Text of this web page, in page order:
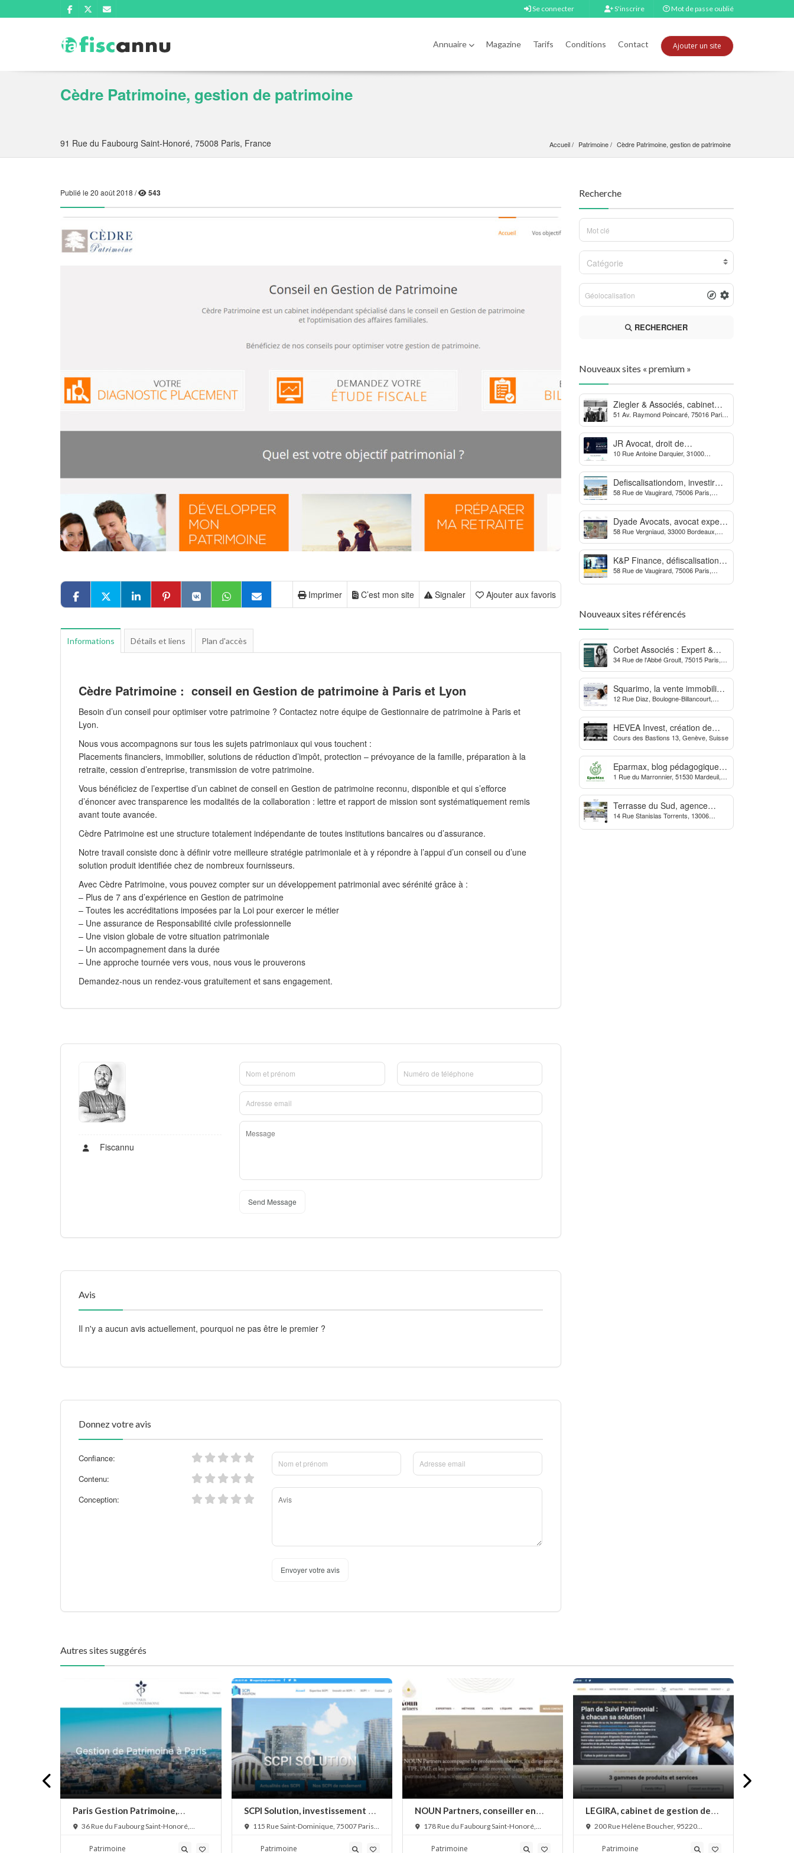
Se connecter S'inscrire Mot de passe oublié
Annuaire Magazine Tarifs Conditions Contact Ajouter un site
Cèdre Patrimoine, gestion de patrimoine
91 Rue du Faubourg Saint-Honoré, 75008 Paris, France Accueil Patrimoine Cèdre Patrimoine, gestion de patrimoine
Publié le 20 août 2018 / 543
Ajouter aux favoris
Signaler
C’est mon site
Imprimer
Informations Détails et liens Plan d'accès
Cèdre Patrimoine : conseil en Gestion de patrimoine à Paris et Lyon
Besoin d’un conseil pour optimiser votre patrimoine ? Contactez notre équipe de Gestionnaire de patrimoine à Paris et
Lyon.
Nous vous accompagnons sur tous les sujets patrimoniaux qui vous touchent :
Placements financiers, immobilier, solutions de réduction d’impôt, protection – prévoyance de la famille, préparation à la
retraite, cession d’entreprise, transmission de votre patrimoine.
Vous bénéficiez de l’expertise d’un cabinet de conseil en Gestion de patrimoine reconnu, disponible et qui s’efforce
d’énoncer avec transparence les modalités de la collaboration : lettre et rapport de mission sont systématiquement remis
avant toute avancée.
Cèdre Patrimoine est une structure totalement indépendante de toutes institutions bancaires ou d’assurance.
Notre travail consiste donc à définir votre meilleure stratégie patrimoniale et à y répondre à l’appui d’un conseil ou d’une
solution produit identifiée chez de nombreux fournisseurs.
Avec Cèdre Patrimoine, vous pouvez compter sur un développement patrimonial avec sérénité grâce à :
– Plus de 7 ans d’expérience en Gestion de patrimoine
– Toutes les accréditations imposées par la Loi pour exercer le métier
– Une assurance de Responsabilité civile professionnelle
– Une vision globale de votre situation patrimoniale
– Un accompagnement dans la durée
– Une approche tournée vers vous, nous vous le prouverons
Demandez-nous un rendez-vous gratuitement et sans engagement.
Fiscannu
Send Message
Avis
Il n'y a aucun avis actuellement, pourquoi ne pas être le premier ?
Donnez votre avis
Confiance:
Contenu:
Conception:
Envoyer votre avis
Recherche
Catégorie
RECHERCHER
Nouveaux sites « premium »
Ziegler & Associés, cabinet
d’avocats en droit bancaire,
cryptomonnaie et escroqueries
financières
51 Av. Raymond Poincaré, 75016 Paris,
JR Avocat, droit de
l’environnement et de
l’urbanisme
10 Rue Antoine Darquier, 31000
Defiscalisationdom, investir
dans l’immobilier neuf Outre-
mer
58 Rue de Vaugirard, 75006 Paris,
Dyade Avocats, avocat expert
des procédures contre la
MDPH
58 Rue Vergniaud, 33000 Bordeaux,
K&P Finance, défiscalisation et
placements financiers
58 Rue de Vaugirard, 75006 Paris,
Nouveaux sites référencés
Corbet Associés : Expert &
Partenaire des Dirigeants
d’Entreprise
34 Rue de l'Abbé Groult, 75015 Paris,
Squarimo, la vente immobilière
interactive qui dynamise les
transactions
12 Rue Diaz, Boulogne-Billancourt,
HEVEA Invest, création de
société et domiciliation en
Suisse
Cours des Bastions 13, Genève, Suisse
Eparmax, blog pédagogique
sur les finances personnelles
1 Rue du Marronnier, 51530 Mardeuil,
Terrasse du Sud, agence
Immobilière à Marseille
14 Rue Stanislas Torrents, 13006
Autres sites suggérés
Paris Gestion Patrimoine,
gestion patrimoniale
36 Rue du Faubourg Saint-Honoré,
Patrimoine
SCPI Solution, investissement en
SCPI115 Rue Saint-Dominique, 75007 Paris,
Patrimoine
NOUN Partners, conseiller en
stratégie patrimoniale,
178 Rue du Faubourg Saint-Honoré,
Patrimoine
LEGIRA, cabinet de gestion de
patrimoine Val-d’Oise
200 Rue Hélène Boucher, 95220
Patrimoine